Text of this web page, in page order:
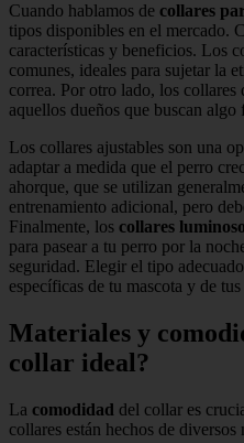
Cuando hablamos de collares
tipos disponibles en el mercado.
características y beneficios. Los
comunes, ideales para sujetar la
correa. Por otro lado, los collares
aquellos dueños que buscan
Los collares ajustables son una
adaptar a medida que el perro
ahorque, que se utilizan
entrenamiento adicional, pero
Finalmente, los collares
para pasear a tu perro por la
seguridad. Elegir el tipo
específicas de tu mascota y de
Materiales y
collar ideal?
La comodidad del collar es
collares están hechos de